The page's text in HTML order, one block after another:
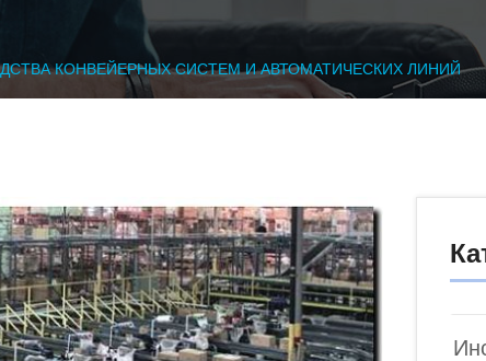
КОНВЕЙЕРНЫХ СИСТЕМ И АВТОМАТИЧЕСКИХ ЛИНИЙ